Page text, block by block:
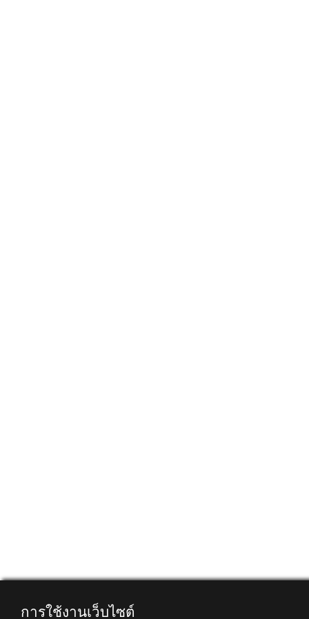
การใช้งานเว็บไซต์